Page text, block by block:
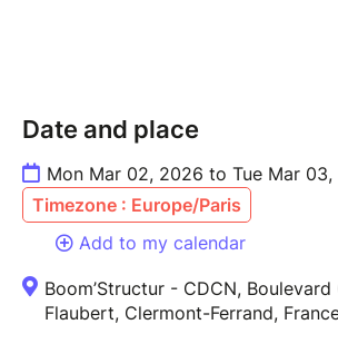
Date and place
Mon Mar 02, 2026 to Tue Mar 03,
Timezone : Europe/Paris
Add to my calendar
Boom’Structur - CDCN, Boulevard
Flaubert, Clermont-Ferrand,